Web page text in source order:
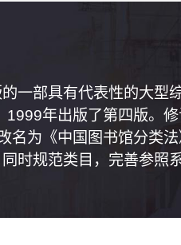
一部具有代表性的大型
年出版了第四版。
名为《中国图书馆分类
时规范类目，完善参照